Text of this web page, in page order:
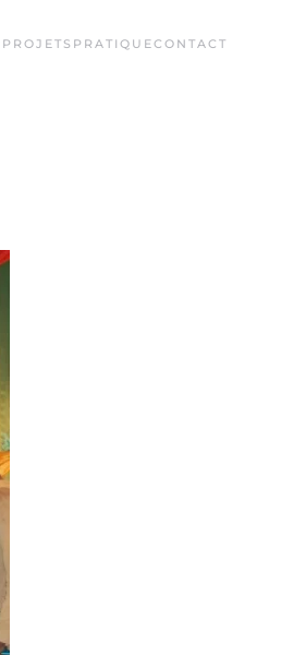
PROJETS PRATIQUECONTACT